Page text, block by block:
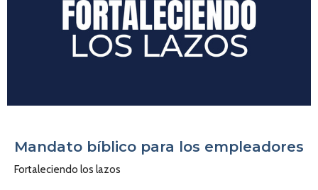
Mandato bíblico para los empleadores
Fortaleciendo los lazos